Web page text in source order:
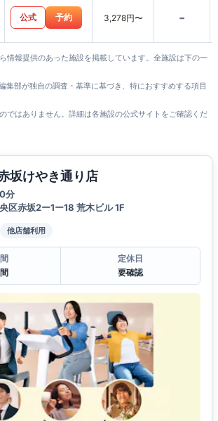
公式 予約 3,278円〜 -
情報提供のあった施設を掲載しています。全施設は下の一
集部が独自の調査・基準に基づき、特におすすめする項目
ではありません。詳細は各施設の公式サイトをご確認くだ
坂けやき通り店
分
区赤坂2ー1ー18 荒木ビル 1F
他店舗利用
定休日
要確認